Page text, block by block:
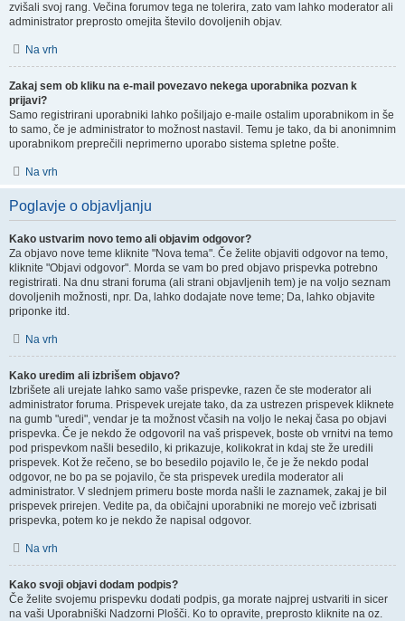
zvišali svoj rang. Večina forumov tega ne tolerira, zato vam lahko moderator ali
administrator preprosto omejita število dovoljenih objav.
Na vrh
Zakaj sem ob kliku na e-mail povezavo nekega uporabnika pozvan k
prijavi?
Samo registrirani uporabniki lahko pošiljajo e-maile ostalim uporabnikom in še
to samo, če je administrator to možnost nastavil. Temu je tako, da bi anonimnim
uporabnikom preprečili neprimerno uporabo sistema spletne pošte.
Na vrh
Poglavje o objavljanju
Kako ustvarim novo temo ali objavim odgovor?
Za objavo nove teme kliknite "Nova tema". Če želite objaviti odgovor na temo,
kliknite "Objavi odgovor". Morda se vam bo pred objavo prispevka potrebno
registrirati. Na dnu strani foruma (ali strani objavljenih tem) je na voljo seznam
dovoljenih možnosti, npr. Da, lahko dodajate nove teme; Da, lahko objavite
priponke itd.
Na vrh
Kako uredim ali izbrišem objavo?
Izbrišete ali urejate lahko samo vaše prispevke, razen če ste moderator ali
administrator foruma. Prispevek urejate tako, da za ustrezen prispevek kliknete
na gumb "uredi", vendar je ta možnost včasih na voljo le nekaj časa po objavi
prispevka. Če je nekdo že odgovoril na vaš prispevek, boste ob vrnitvi na temo
pod prispevkom našli besedilo, ki prikazuje, kolikokrat in kdaj ste že uredili
prispevek. Kot že rečeno, se bo besedilo pojavilo le, če je že nekdo podal
odgovor, ne bo pa se pojavilo, če sta prispevek uredila moderator ali
administrator. V slednjem primeru boste morda našli le zaznamek, zakaj je bil
prispevek prirejen. Vedite pa, da običajni uporabniki ne morejo več izbrisati
prispevka, potem ko je nekdo že napisal odgovor.
Na vrh
Kako svoji objavi dodam podpis?
Če želite svojemu prispevku dodati podpis, ga morate najprej ustvariti in sicer
na vaši Uporabniški Nadzorni Plošči. Ko to opravite, preprosto kliknite na oz.